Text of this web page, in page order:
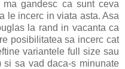
gandesc ca sunt ceva
le incerc in viata asta. Asa
la rand in vacanta ca
posibilitatea sa incerc cat
variantele full size sau
sa vad daca-s minunate